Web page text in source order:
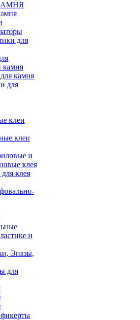
для
камня
камня
для
клеи
клеи
и
клея
клея
и
Эпазы,
для